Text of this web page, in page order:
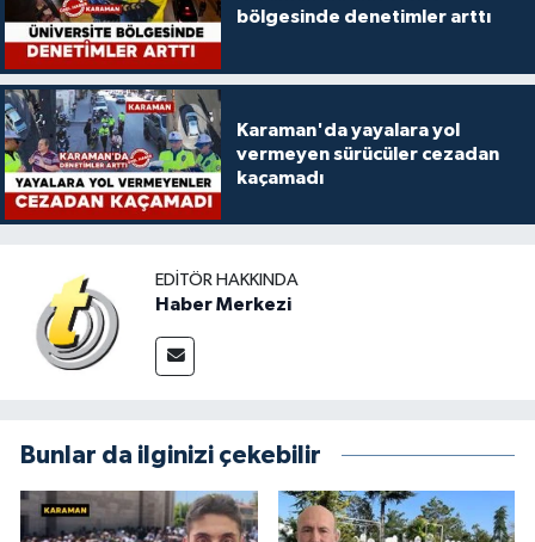
bölgesinde denetimler arttı
Karaman'da yayalara yol
vermeyen sürücüler cezadan
kaçamadı
EDITÖR HAKKINDA
Haber Merkezi
Bunlar da ilginizi çekebilir